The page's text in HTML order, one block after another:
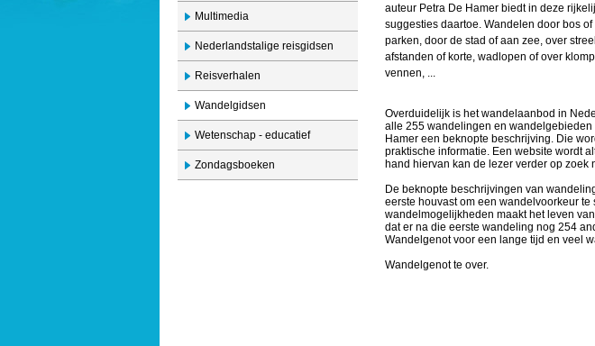
Multimedia
Nederlandstalige reisgidsen
Reisverhalen
Wandelgidsen
Wetenschap - educatief
Zondagsboeken
auteur Petra De Hamer biedt in deze
suggesties daartoe. Wandelen door bos
parken, door de stad of aan zee, over
afstanden of korte, wadlopen of over
vennen, ...
Overduidelijk is het wandelaanbod in
alle 255 wandelingen en
Hamer een beknopte beschrijving. Die
praktische informatie. Een website wordt
hand hiervan kan de lezer verder op
De beknopte beschrijvingen van
eerste houvast om een wandelvoorkeur
wandelmogelijkheden maakt het leven
dat er na die eerste wandeling nog 254
Wandelgenot voor een lange tijd en veel
Wandelgenot te over.